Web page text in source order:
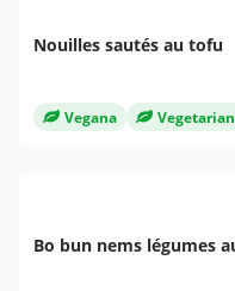
Nouilles sautés au tofu
Vegana
Bo bun nems légumes